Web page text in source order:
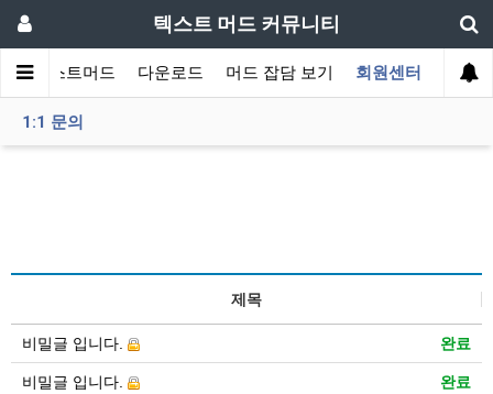
텍스트 머드 커뮤니티
텍스트머드 다운로드 머드 잡담 보기 회원센터
1:1 문의
제목
완료
비밀글 입니다.
완료
비밀글 입니다.